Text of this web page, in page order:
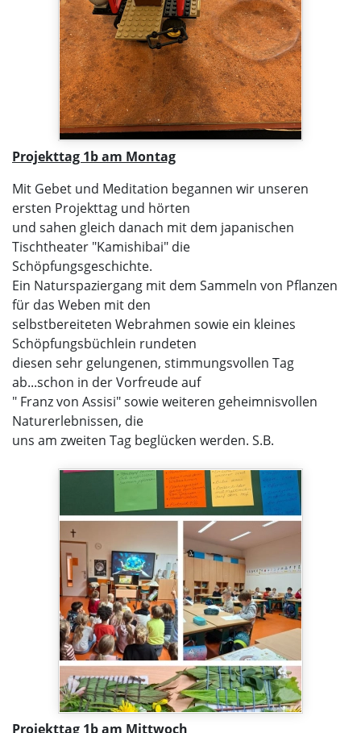
Projekttag 1b am Montag
Mit Gebet und Meditation begannen wir unseren
ersten Projekttag und hörten
und sahen gleich danach mit dem japanischen
Tischtheater "Kamishibai" die
Schöpfungsgeschichte.
Ein Naturspaziergang mit dem Sammeln von Pflanzen
für das Weben mit den
selbstbereiteten Webrahmen sowie ein kleines
Schöpfungsbüchlein rundeten
diesen sehr gelungenen, stimmungsvollen Tag
ab...schon in der Vorfreude auf
" Franz von Assisi" sowie weiteren geheimnisvollen
Naturerlebnissen, die
uns am zweiten Tag beglücken werden. S.B.
Projekttag 1b am Mittwoch